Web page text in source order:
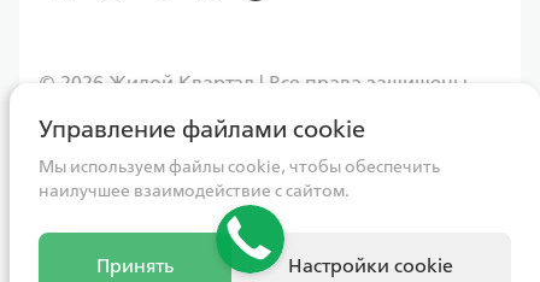
©️ 2026 Жилой Квартал | Все права защищены
Данный интернет-сайт носит исключительно информационный
характер, вся информация и представленные визуализации носят
ознакомительный характер и ни при каких условиях не являются
публичной офертой, определяемой положениями Статьи 437
Гражданского кодекса РФ. Для получения более подробной
информации следует обращаться непосредственно в адрес ГК
«Жилой квартал». Компания оставляет за собой право в любое
время без специального уведомления вносить изменения,
Управление файлами cookie
Мы используем файлы cookie, чтобы обеспечить
наилучшее взаимодействие с сайтом.
Принять Настройки cookie